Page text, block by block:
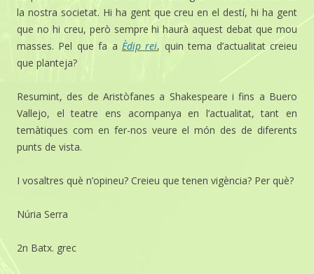
la nostra societat. Hi ha gent que creu en el destí, hi ha gent
que no hi creu, però sempre hi haurà aquest debat que mou
masses. Pel que fa a Èdip rei, quin tema d’actualitat creieu
que planteja?
Resumint, des de Aristòfanes a Shakespeare i fins a Buero
Vallejo, el teatre ens acompanya en l’actualitat, tant en
temàtiques com en fer-nos veure el món des de diferents
punts de vista.
I vosaltres què n’opineu? Creieu que tenen vigència? Per què?
Núria Serra
2n Batx. grec